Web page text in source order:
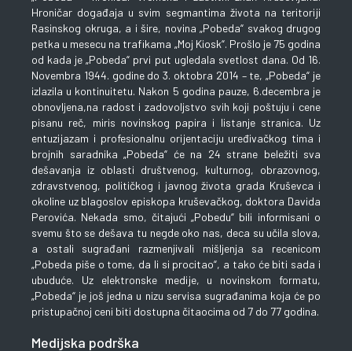
Hroničar događaja u svim segmantima života na teritoriji
Rasinskog okruga, a i šire, novina „Pobeda“ svakog drugog
petka u mesecu na trafikama „Moj Kiosk“. Prošlo je 75 godina
od kada je „Pobeda“ prvi put ugledala svetlost dana. Od 16.
Novembra 1944. godine do 3. oktobra 2014 – te, „Pobeda“ je
izlazila u kontinuitetu. Nakon 5 godina pauze, 6.decembra je
obnovljena,na radost i zadovoljstvo svih koji poštuju i cene
pisanu reč, miris novinskog papira i listanje stranica. Uz
entuzijazam i profesionalnu orijentaciju uređivačkog tima i
brojnih saradnika „Pobeda“ će na 24 strane beležiti sva
dešavanja iz oblasti društvenog, kulturnog, obrazovnog,
zdravstvenog, političkog i javnog života grada Kruševca i
okoline uz blagoslov episkopa kruševačkog, doktora Davida
Perovića. Nekada smo, čitajući „Pobedu“ bili informisani o
svemu što se dešava tu negde oko nas, deca su učila slova,
a ostali sugrađani razmenjivali mišljenja sa recenicom
„Pobeda piše o tome, da li si procitao“, a tako će biti sada i
ubuduće. Uz elektronske medije, u novinskom formatu,
„Pobeda“ je još jedna u nizu servisa sugrađanima koja će po
pristupačnoj ceni biti dostupna čitaocima od 7 do 77 godina.
Medijska podrška